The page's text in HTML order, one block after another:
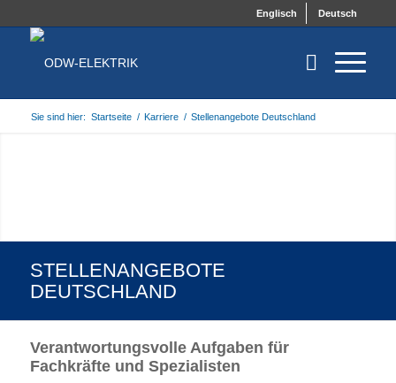
Englisch Deutsch
Sie sind hier: Startseite / Karriere / Stellenangebote Deutschland
STELLENANGEBOTE
DEUTSCHLAND
Verantwortungsvolle Aufgaben für
Fachkräfte und Spezialisten